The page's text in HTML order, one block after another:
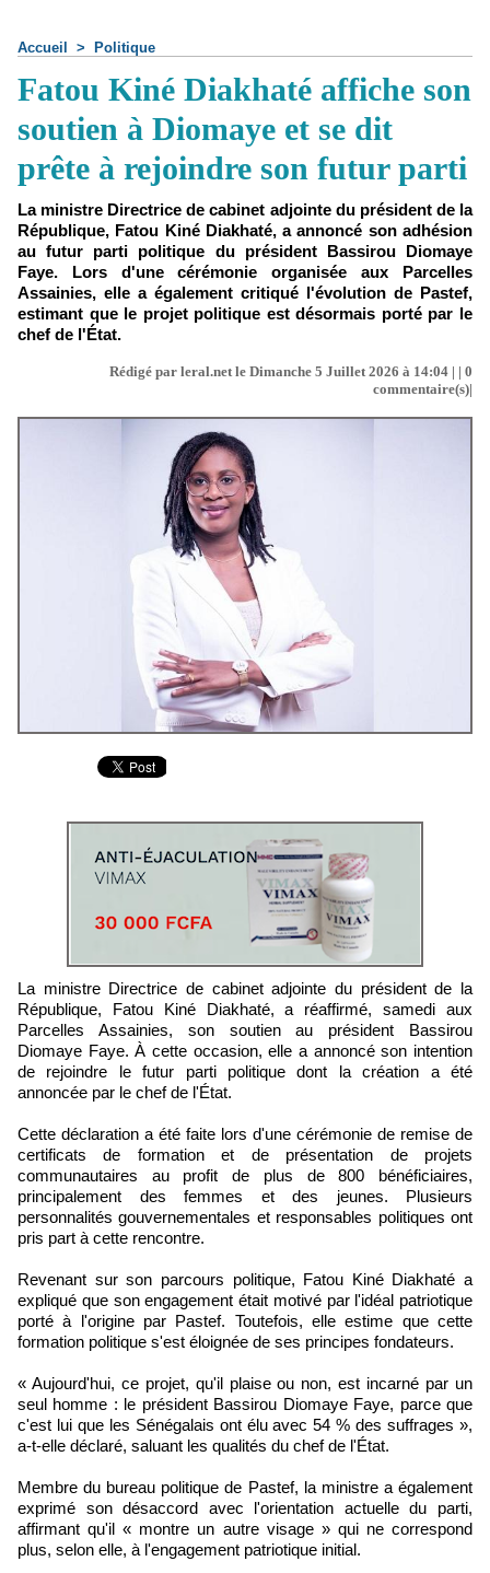
Accueil > Politique
Fatou Kiné Diakhaté affiche son
soutien à Diomaye et se dit
prête à rejoindre son futur parti
La ministre Directrice de cabinet adjointe du président de la
République, Fatou Kiné Diakhaté, a annoncé son adhésion
au futur parti politique du président Bassirou Diomaye
Faye. Lors d'une cérémonie organisée aux Parcelles
Assainies, elle a également critiqué l'évolution de Pastef,
estimant que le projet politique est désormais porté par le
chef de l'État.
Rédigé par leral.net le Dimanche 5 Juillet 2026 à 14:04 | | 0
commentaire(s)|
La ministre Directrice de cabinet adjointe du président de la
République, Fatou Kiné Diakhaté, a réaffirmé, samedi aux
Parcelles Assainies, son soutien au président Bassirou
Diomaye Faye. À cette occasion, elle a annoncé son intention
de rejoindre le futur parti politique dont la création a été
annoncée par le chef de l'État.
Cette déclaration a été faite lors d'une cérémonie de remise de
certificats de formation et de présentation de projets
communautaires au profit de plus de 800 bénéficiaires,
principalement des femmes et des jeunes. Plusieurs
personnalités gouvernementales et responsables politiques ont
pris part à cette rencontre.
Revenant sur son parcours politique, Fatou Kiné Diakhaté a
expliqué que son engagement était motivé par l'idéal patriotique
porté à l'origine par Pastef. Toutefois, elle estime que cette
formation politique s'est éloignée de ses principes fondateurs.
« Aujourd'hui, ce projet, qu'il plaise ou non, est incarné par un
seul homme : le président Bassirou Diomaye Faye, parce que
c'est lui que les Sénégalais ont élu avec 54 % des suffrages »,
a-t-elle déclaré, saluant les qualités du chef de l'État.
Membre du bureau politique de Pastef, la ministre a également
exprimé son désaccord avec l'orientation actuelle du parti,
affirmant qu'il « montre un autre visage » qui ne correspond
plus, selon elle, à l'engagement patriotique initial.